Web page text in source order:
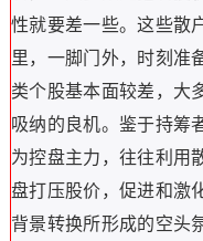
性就要差一些。这些散
里，一脚门外，时刻准
类个股基本面较差，大
吸纳的良机。鉴于持筹
为控盘主力，往往利用
盘打压股价，促进和激
背景转换所形成的空头